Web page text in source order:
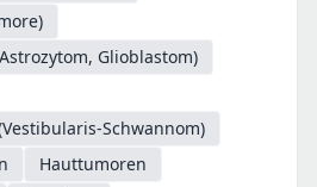
Glioblastom)
Schwannom)
Hauttumoren